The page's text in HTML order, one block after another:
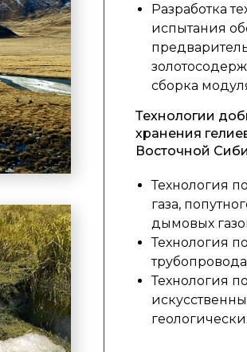
Разработка
испытания
сборка
Технологии
хранения
Восточной
Технология
газа,
дымовых
Технология
Технология